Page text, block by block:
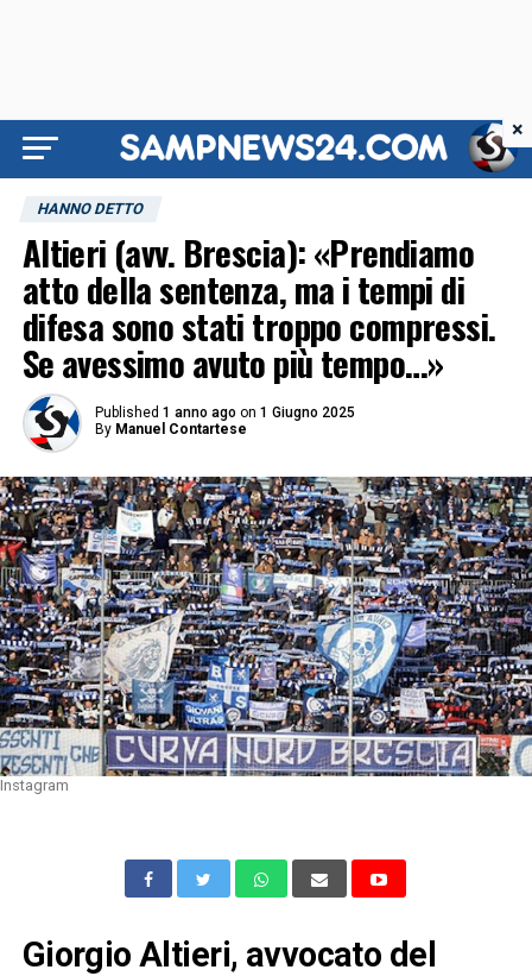
HANNO DETTO
Altieri (avv. Brescia): «Prendiamo
atto della sentenza, ma i tempi di
difesa sono stati troppo compressi.
Se avessimo avuto più tempo…»
Published 1 anno ago on 1 Giugno 2025
By Manuel Contartese
Instagram
Giorgio Altieri, avvocato del
×